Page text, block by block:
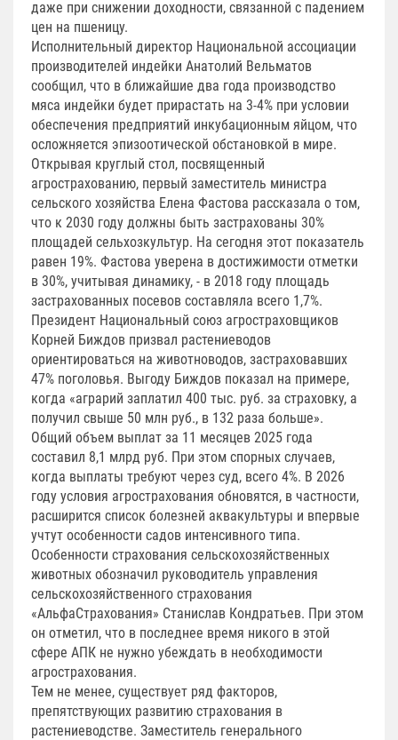
даже при снижении доходности, связанной с падением
цен на пшеницу.
Исполнительный директор Национальной ассоциации
производителей индейки Анатолий Вельматов
сообщил, что в ближайшие два года производство
мяса индейки будет прирастать на 3-4% при условии
обеспечения предприятий инкубационным яйцом, что
осложняется эпизоотической обстановкой в мире.
Открывая круглый стол, посвященный
агрострахованию, первый заместитель министра
сельского хозяйства Елена Фастова рассказала о том,
что к 2030 году должны быть застрахованы 30%
площадей сельхозкультур. На сегодня этот показатель
равен 19%. Фастова уверена в достижимости отметки
в 30%, учитывая динамику, - в 2018 году площадь
застрахованных посевов составляла всего 1,7%.
Президент Национальный союз агростраховщиков
Корней Биждов призвал растениеводов
ориентироваться на животноводов, застраховавших
47% поголовья. Выгоду Биждов показал на примере,
когда «аграрий заплатил 400 тыс. руб. за страховку, а
получил свыше 50 млн руб., в 132 раза больше».
Общий объем выплат за 11 месяцев 2025 года
составил 8,1 млрд руб. При этом спорных случаев,
когда выплаты требуют через суд, всего 4%. В 2026
году условия агрострахования обновятся, в частности,
расширится список болезней аквакультуры и впервые
учтут особенности садов интенсивного типа.
Особенности страхования сельскохозяйственных
животных обозначил руководитель управления
сельскохозяйственного страхования
«АльфаСтрахования» Станислав Кондратьев. При этом
он отметил, что в последнее время никого в этой
сфере АПК не нужно убеждать в необходимости
агрострахования.
Тем не менее, существует ряд факторов,
препятствующих развитию страхования в
растениеводстве. Заместитель генерального